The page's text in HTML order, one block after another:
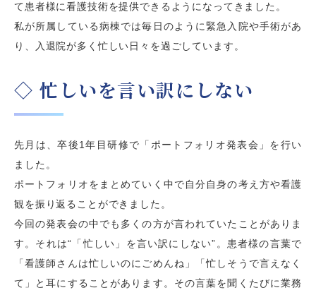
て患者様に看護技術を提供できるようになってきました。
私が所属している病棟では毎日のように緊急入院や手術があ
り、入退院が多く忙しい日々を過ごしています。
◇ 忙しいを言い訳にしない
先月は、卒後1年目研修で「ポートフォリオ発表会」を行い
ました。
ポートフォリオをまとめていく中で自分自身の考え方や看護
観を振り返ることができました。
今回の発表会の中でも多くの方が言われていたことがありま
す。それは“「忙しい」を言い訳にしない” 。患者様の言葉で
「看護師さんは忙しいのにごめんね」「忙しそうで言えなく
て」と耳にすることがあります。その言葉を聞くたびに業務